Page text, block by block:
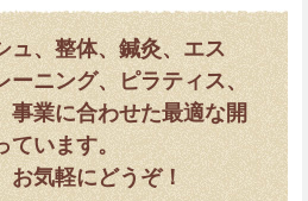
ュ、整体、鍼灸、エス
ーニング、ピラティス、
事業に合わせた最適な開
ています。
気軽にどうぞ！